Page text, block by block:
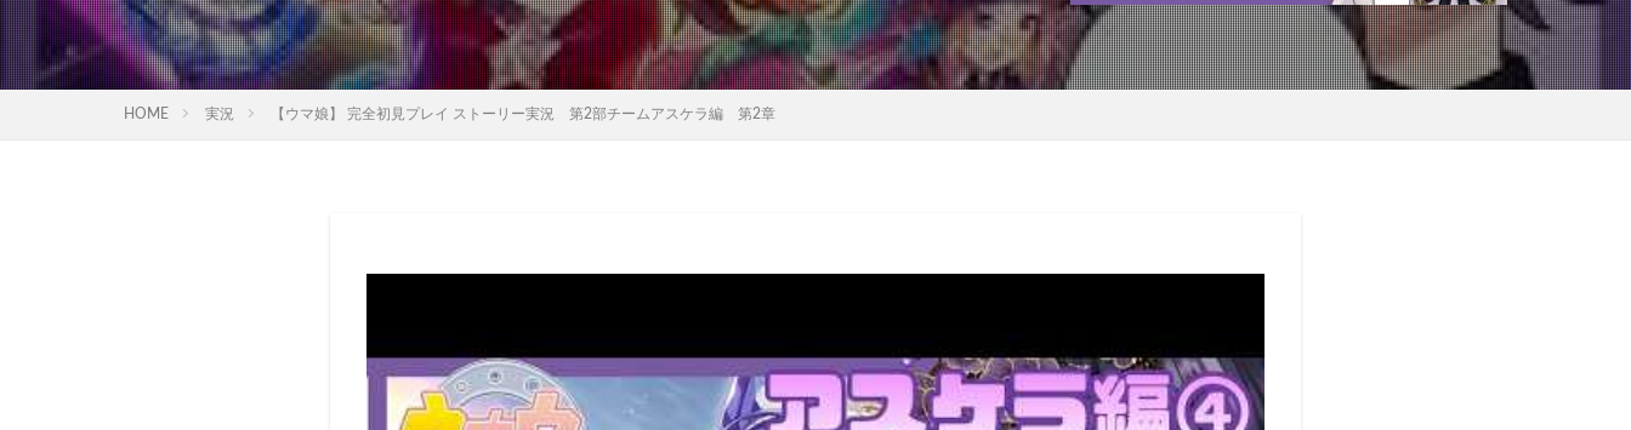
HOME 実況 【ウマ娘】 完全初見プレイ ストーリー実況 第2部チームアスケラ編 第2章